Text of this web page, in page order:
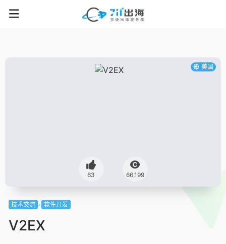
美国
63 66,199
技术交流 软件开发
V2EX